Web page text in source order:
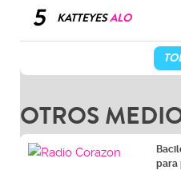
5 KATTEYESALO
OTROS
para